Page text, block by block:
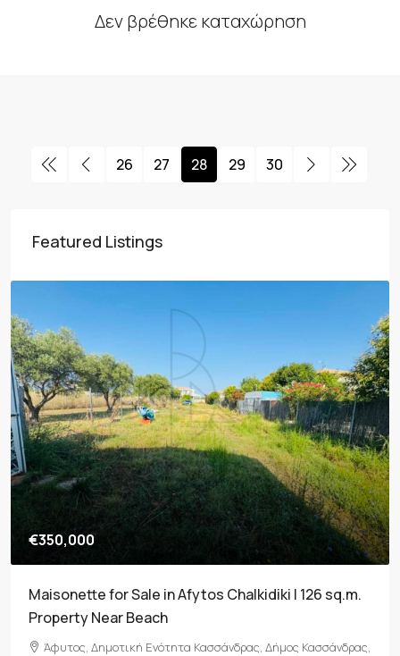
Δεν βρέθηκε καταχώρηση
26 27 28 29 30
Featured Listings
€350,000
Maisonette for Sale in Afytos Chalkidiki | 126 sq.m.
Property Near Beach
Άφυτος, Δημοτική Ενότητα Κασσάνδρας, Δήμος Κασσάνδρας,